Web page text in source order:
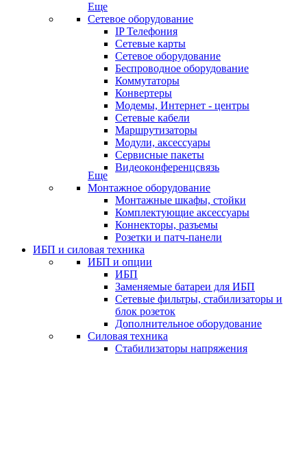
Еще
Сетевое оборудование
IP Телефония
Сетевые карты
Сетевое оборудование
Беспроводное оборудование
Коммутаторы
Конвертеры
Модемы, Интернет - центры
Сетевые кабели
Маршрутизаторы
Модули, аксессуары
Сервисные пакеты
Видеоконференцсвязь
Еще
Монтажное оборудование
Монтажные шкафы, стойки
Комплектующие аксессуары
Коннекторы, разъемы
Розетки и патч-панели
ИБП и силовая техника
ИБП и опции
ИБП
Заменяемые батареи для ИБП
Сетевые фильтры, стабилизаторы и
блок розеток
Дополнительное оборудование
Силовая техника
Стабилизаторы напряжения